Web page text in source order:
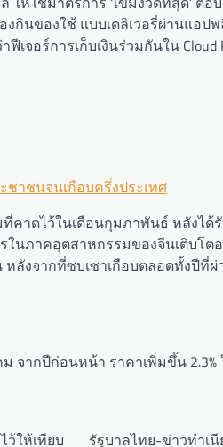
กินของใช้ แบบเดลิเวอรี่ผ่านแอปพ
อร์การเก็บเงินร่วมกันใน Cloud
ชาชนจนเกือบครึ่งประเทศ
คาดไว้ในเดือนกุมภาพันธ์ หลังไ
ในภาคอุตสาหกรรมของจีนเติบโต
งจากที่ซบเซาเกือบตลอดทั้งปีที่ผ่า
ากปีก่อนหน้า ราคาเพิ่มขึ้น 2.3% ใ
ให้เทียบ
รัฐบาลไทย-ข่าวทำเ